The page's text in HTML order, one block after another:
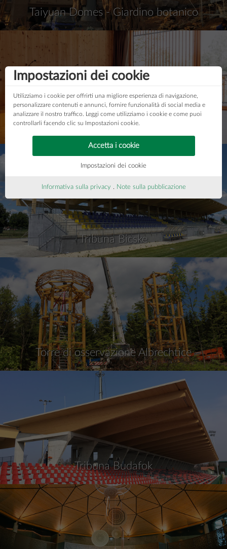
Taiyuan Domes - Giardino botanico
Ampliamento dell'Hotel Hirzinger
Tribuna Bicske
Torre di osservazione Albrechtice
Tribuna Budafok
Impostazioni dei cookie
Utilizziamo i cookie per offrirti una migliore esperienza di navigazione,
personalizzare contenuti e annunci, fornire funzionalità di social media e
analizzare il nostro traffico. Leggi come utilizziamo i cookie e come puoi
controllarli facendo clic su Impostazioni cookie.
Impostazioni dei cookie
Accetta i cookie
Informativa sulla privacy . Note sulla pubblicazione